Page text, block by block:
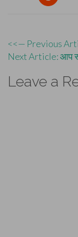
Post
<<— Previous
Next Article: आप
Leave a